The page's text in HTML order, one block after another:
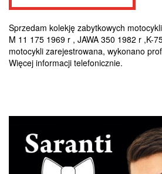
Sprzedam kolekję zabytkowych
M 11 175 1969 r , JAWA 350 1982 r ,K-
motocykli zarejestrowana, wykonano
Więcej informacji telefonicznie.